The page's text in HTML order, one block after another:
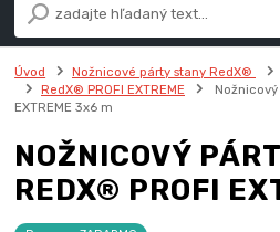
Úvod Nožnicové párty stany RedX®
RedX® PROFI EXTREME
EXTREME 3x6 m
NOŽNICOVÝ
REDX® PROFI